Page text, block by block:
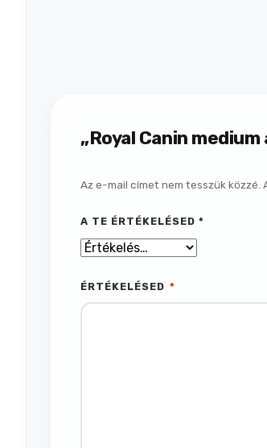
„Royal Canin
Az e-mail címet nem tesszük közzé.
A TE ÉRTÉKELÉSED*
ÉRTÉKELÉSED *